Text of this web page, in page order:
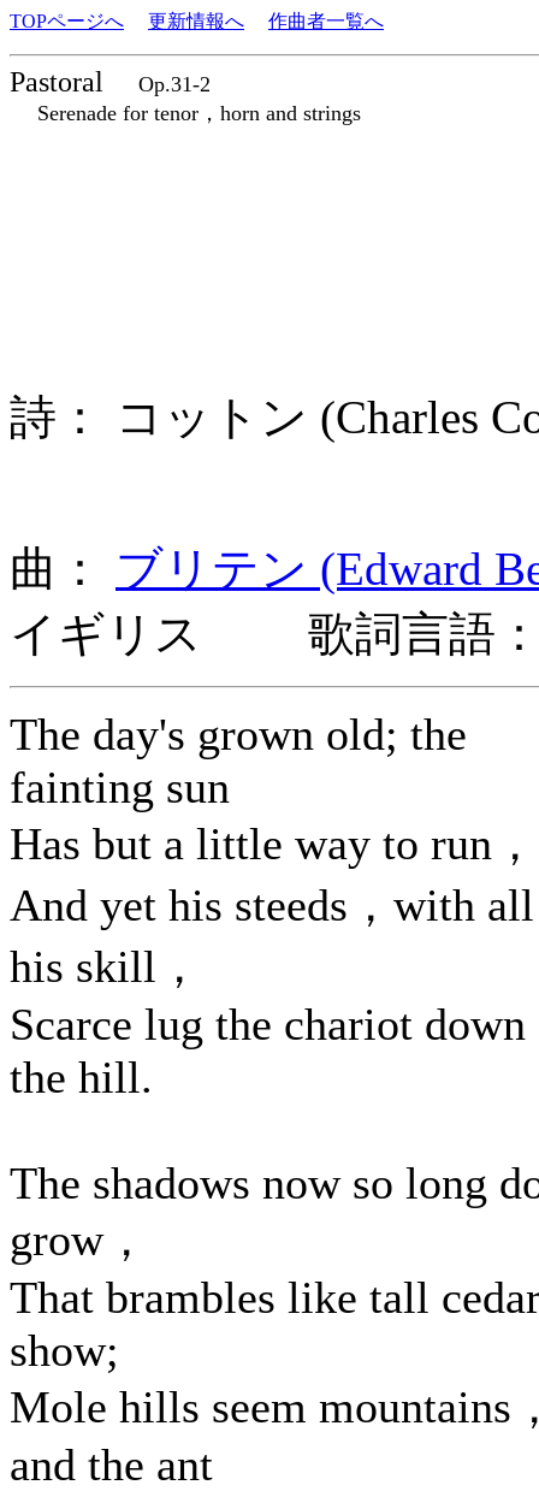
TOPページへ 更新情報へ 作曲者一覧へ
Pastoral
Op.31-2
Serenade for tenor，horn and strings
詩： コットン (Charles
曲： ブリテン (Edward
イギリス 歌詞言語：
The day's grown old; the
fainting sun
Has but a little way to run，
And yet his steeds，with all
his skill，
Scarce lug the chariot down
the hill.
The shadows now so long
grow，
That brambles like tall
show;
Mole hills seem mountains
and the ant